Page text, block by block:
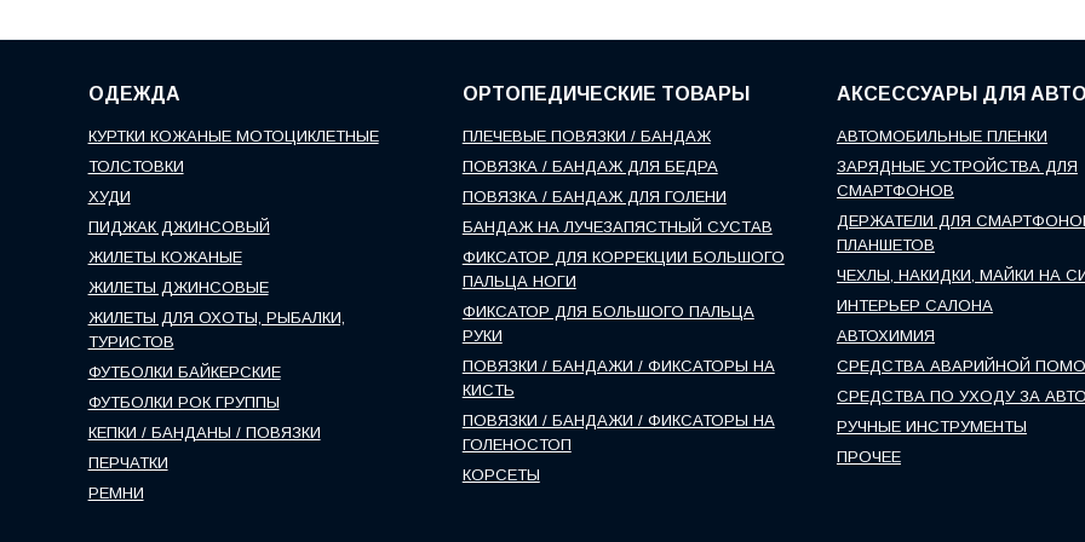
ОДЕЖДА
КУРТКИ КОЖАНЫЕ МОТОЦИКЛЕТНЫЕ
ТОЛСТОВКИ
ХУДИ
ПИДЖАК ДЖИНСОВЫЙ
ЖИЛЕТЫ КОЖАНЫЕ
ЖИЛЕТЫ ДЖИНСОВЫЕ
ЖИЛЕТЫ ДЛЯ ОХОТЫ, РЫБАЛКИ,
ТУРИСТОВ
ФУТБОЛКИ БАЙКЕРСКИЕ
ФУТБОЛКИ РОК ГРУППЫ
КЕПКИ / БАНДАНЫ / ПОВЯЗКИ
ПЕРЧАТКИ
РЕМНИ
ОРТОПЕДИЧЕСКИЕ ТОВАРЫ
ПЛЕЧЕВЫЕ ПОВЯЗКИ / БАНДАЖ
ПОВЯЗКА / БАНДАЖ ДЛЯ БЕДРА
ПОВЯЗКА / БАНДАЖ ДЛЯ ГОЛЕНИ
БАНДАЖ НА ЛУЧЕЗАПЯСТНЫЙ СУСТАВ
ФИКСАТОР ДЛЯ КОРРЕКЦИИ БОЛЬШОГО
ПАЛЬЦА НОГИ
ФИКСАТОР ДЛЯ БОЛЬШОГО ПАЛЬЦА
РУКИ
ПОВЯЗКИ / БАНДАЖИ / ФИКСАТОРЫ НА
КИСТЬ
ПОВЯЗКИ / БАНДАЖИ / ФИКСАТОРЫ НА
ГОЛЕНОСТОП
КОРСЕТЫ
АКСЕССУАРЫ ДЛЯ АВТО
АВТОМОБИЛЬНЫЕ ПЛЕНКИ
ЗАРЯДНЫЕ УСТРОЙСТВА ДЛЯ
СМАРТФОНОВ
ДЕРЖАТЕЛИ ДЛЯ
ПЛАНШЕТОВ
ЧЕХЛЫ, НАКИДКИ, МАЙКИ НА
ИНТЕРЬЕР САЛОНА
АВТОХИМИЯ
СРЕДСТВА АВАРИЙНОЙ
СРЕДСТВА ПО УХОДУ ЗА АВТО
РУЧНЫЕ ИНСТРУМЕНТЫ
ПРОЧЕЕ